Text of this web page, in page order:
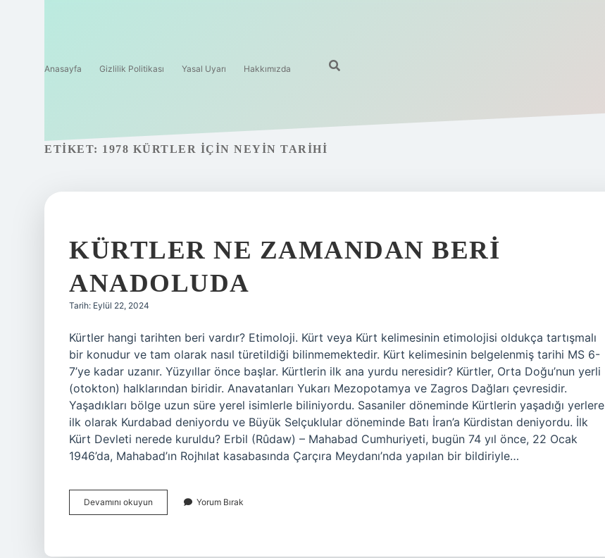
Anasayfa Gizlilik Politikası Yasal Uyarı Hakkımızda
ETIKET: 1978 KÜRTLER IÇIN NEYIN TARIHI
KÜRTLER NE ZAMANDAN BERI
ANADOLUDA
Tarih: Eylül 22, 2024
Kürtler hangi tarihten beri vardır? Etimoloji. Kürt veya Kürt kelimesinin etimolojisi oldukça tartışmalı
bir konudur ve tam olarak nasıl türetildiği bilinmemektedir. Kürt kelimesinin belgelenmiş tarihi MS 6-
7’ye kadar uzanır. Yüzyıllar önce başlar. Kürtlerin ilk ana yurdu neresidir? Kürtler, Orta Doğu’nun yerli
(otokton) halklarından biridir. Anavatanları Yukarı Mezopotamya ve Zagros Dağları çevresidir.
Yaşadıkları bölge uzun süre yerel isimlerle biliniyordu. Sasaniler döneminde Kürtlerin yaşadığı yerlere
ilk olarak Kurdabad deniyordu ve Büyük Selçuklular döneminde Batı İran’a Kürdistan deniyordu. İlk
Kürt Devleti nerede kuruldu? Erbil (Rûdaw) – Mahabad Cumhuriyeti, bugün 74 yıl önce, 22 Ocak
1946’da, Mahabad’ın Rojhılat kasabasında Çarçıra Meydanı’nda yapılan bir bildiriyle…
Devamını okuyun
Ne
Yorum Bırak